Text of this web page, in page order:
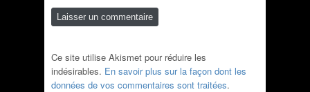
Ce site utilise Akismet pour réduire les
indésirables. En savoir plus sur la façon dont les
données de vos commentaires sont traitées.